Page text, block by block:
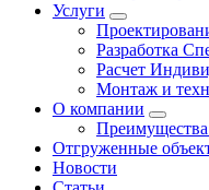
Услуги
Разработка
Расчет
Монтаж и
О компании
Отгруженные
Новости